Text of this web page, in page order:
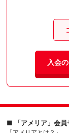
入会
■ 「アメリア」会員